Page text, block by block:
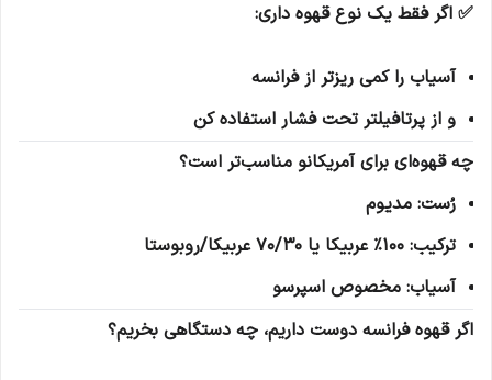
✅ اگر فقط یک نوع قهوه داری:
آسیاب را کمی ریزتر از فرانسه
و از پرتافیلتر تحت فشار استفاده کن
چه قهوه‌ای برای آمریکانو مناسب‌تر است؟
رُست: مدیوم
ترکیب: 100٪ عربیکا یا 70/30 عربیکا/روبوستا
آسیاب: مخصوص اسپرسو
اگر قهوه فرانسه دوست داریم، چه دستگاهی بخریم؟